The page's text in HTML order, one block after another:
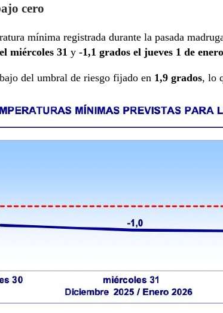
cero
mínima registrada durante la pasada
miércoles 31 y -1,1 grados el jueves 1 de enero
del umbral de riesgo fijado en 1,9 grados, lo